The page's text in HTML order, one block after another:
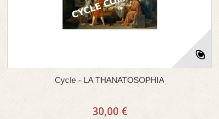
Cycle - LA THANATOSOPHIA
30,00 €